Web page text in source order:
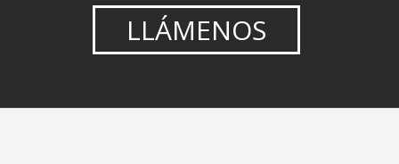
LLÁMENOS